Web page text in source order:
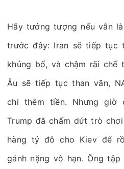
Hãy tưởng tượng nếu vẫn
trước đây: Iran sẽ tiếp tục
khủng bố, và chậm rãi chế
Âu sẽ tiếp tục than vãn,
chi thêm tiền. Nhưng giờ
Trump đã chấm dứt trò
hàng tỷ đô cho Kiev để
gánh nặng vô hạn. Ông